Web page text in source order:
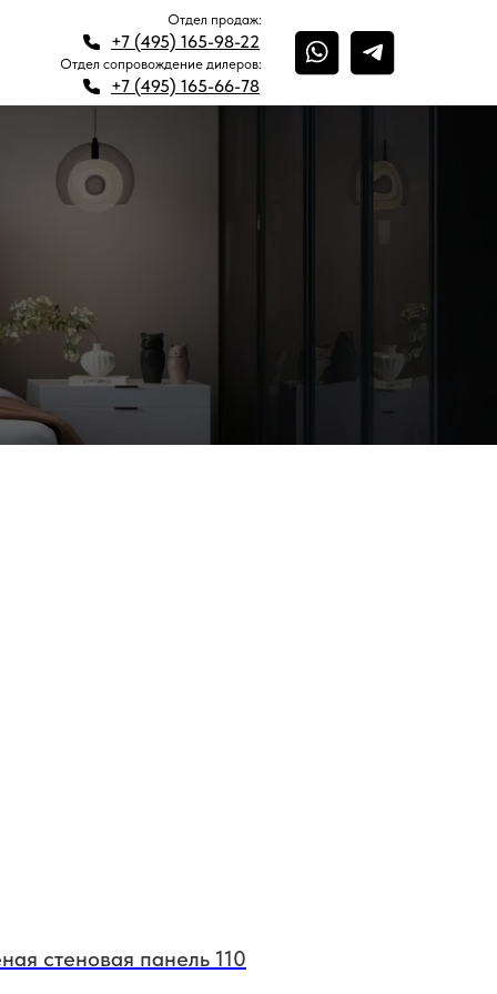
+7 (495) 165-98-22
Отдел продаж:
+7 (495) 165-66-78
Отдел сопровождение дилеров:
+7 (495) 165-98-22
стеновая панель 110